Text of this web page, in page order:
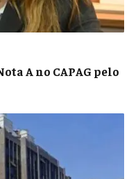
A no CAPAG pelo